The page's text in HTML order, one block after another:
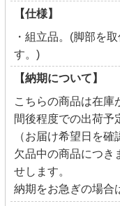
【仕様】
・組立品。(脚部を
す。)
【納期について】
こちらの商品は在庫
間後程度での出荷予
（お届け希望日を確
欠品中の商品につき
せします。
納期をお急ぎの場合